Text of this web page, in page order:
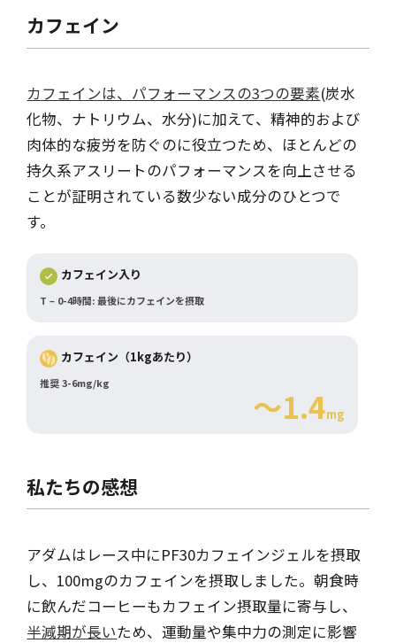
カフェイン
カフェインは、パフォーマンスの3つの要素(炭水
化物、ナトリウム、水分)に加えて、精神的および
肉体的な疲労を防ぐのに役立つため、ほとんどの
持久系アスリートのパフォーマンスを向上させる
ことが証明されている数少ない成分のひとつで
す。
カフェイン入り
T – 0-4時間: 最後にカフェインを摂取
カフェイン（1kgあたり）
推奨 3-6mg/kg
～1.4mg
私たちの感想
アダムはレース中にPF30カフェインジェルを摂取
し、100mgのカフェインを摂取しました。朝食時
に飲んだコーヒーもカフェイン摂取量に寄与し、
半減期が長いため、運動量や集中力の測定に影響